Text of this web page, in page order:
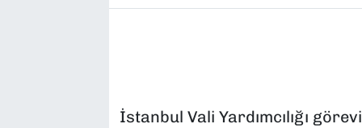
İstanbul Vali Yardımcılığı